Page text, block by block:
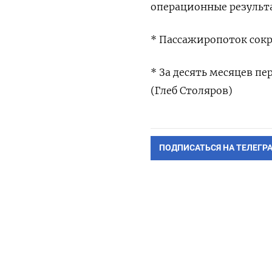
операционные
* Пассажиропоток
* За десять месяцев
(Глеб Столяров)
ПОДПИСАТЬСЯ НА